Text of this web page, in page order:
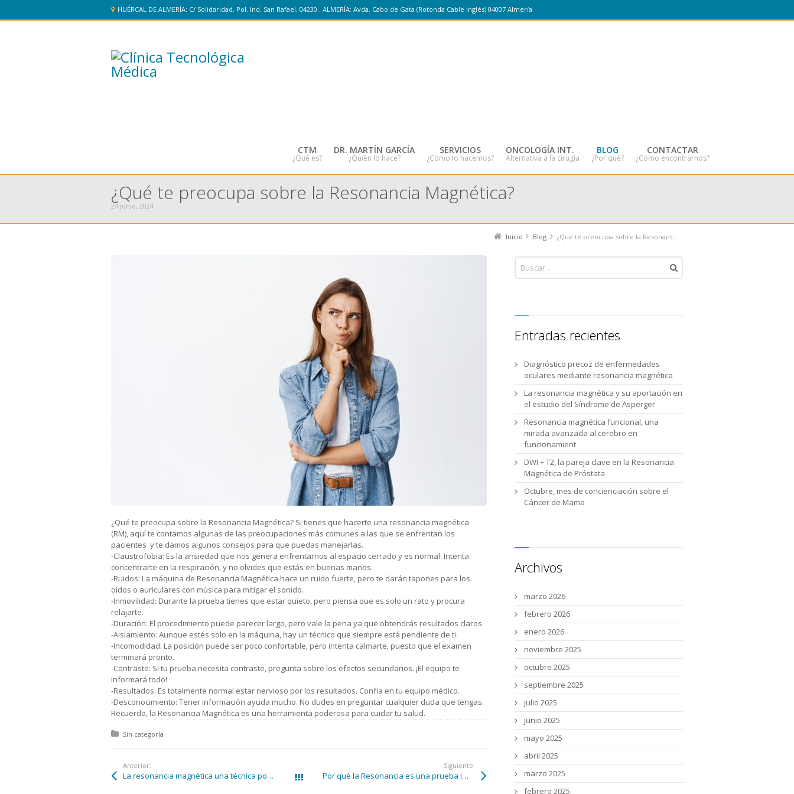
HUÉRCAL DE ALMERÍA: C/ Solidaridad, Pol. Ind. San Rafael, 04230 . ALMERÍA: Avda. Cabo de Gata (Rotonda Cable Inglés) 04007 Almería
CTM
¿Qué es?
DR. MARTÍN GARCÍA
¿Quién lo hace?
SERVICIOS
¿Cómo lo hacemos?
ONCOLOGÍA INT.
Alternativa a la cirugía
BLOG
¿Por qué?
CONTACTAR
¿Cómo encontrarnos?
¿Qué te preocupa sobre la Resonancia Magnética?
24 junio, 2024
Inicio Blog ¿Qué te preocupa sobre la Resonancia Magnética?
¿Qué te preocupa sobre la Resonancia Magnética? Si tienes que hacerte una resonancia magnética
(RM), aquí te contamos algunas de las preocupaciones más comunes a las que se enfrentan los
pacientes y te damos algunos consejos para que puedas manejarlas.
-Claustrofobia: Es la ansiedad que nos genera enfrentarnos al espacio cerrado y es normal. Intenta
concentrarte en la respiración, y no olvides que estás en buenas manos.
-Ruidos: La máquina de Resonancia Magnética hace un ruido fuerte, pero te darán tapones para los
oídos o auriculares con música para mitigar el sonido.
-Inmovilidad: Durante la prueba tienes que estar quieto, pero piensa que es solo un rato y procura
relajarte.
-Duración: El procedimiento puede parecer largo, pero vale la pena ya que obtendrás resultados claros.
-Aislamiento: Aunque estés solo en la máquina, hay un técnico que siempre está pendiente de ti.
-Incomodidad: La posición puede ser poco confortable, pero intenta calmarte, puesto que el examen
terminará pronto.
-Contraste: Si tu prueba necesita contraste, pregunta sobre los efectos secundarios. ¡El equipo te
informará todo!
-Resultados: Es totalmente normal estar nervioso por los resultados. Confía en tu equipo médico.
-Desconocimiento: Tener información ayuda mucho. No dudes en preguntar cualquier duda que tengas.
Recuerda, la Resonancia Magnética es una herramienta poderosa para cuidar tu salud.
Posted in:
Sin categoría
Anterior:
La resonancia magnética una técnica poderosa para detectar y controlar la neoangiogénesis tumoral en los cánceres Todas las entradas
Siguiente:
Por qué la Resonancia es una prueba importante para diagnosticar de manera precoz el parkinson
Entradas recientes
Diagnóstico precoz de enfermedades
oculares mediante resonancia magnética
La resonancia magnética y su aportación en
el estudio del Síndrome de Asperger
Resonancia magnética funcional, una
mirada avanzada al cerebro en
funcionamient
DWI + T2, la pareja clave en la Resonancia
Magnética de Próstata
Octubre, mes de concienciación sobre el
Cáncer de Mama
Archivos
marzo 2026
febrero 2026
enero 2026
noviembre 2025
octubre 2025
septiembre 2025
julio 2025
junio 2025
mayo 2025
abril 2025
marzo 2025
febrero 2025